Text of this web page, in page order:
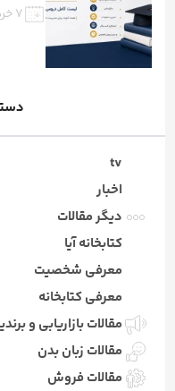
۷ خرداد ۱۴۰۵
tv
اخبار
دیگر مقالات
کتابخانه آیا
معرفی شخصیت
معرفی کتابخانه
مقالات بازاریابی و
مقالات زبان بدن
مقالات فروش